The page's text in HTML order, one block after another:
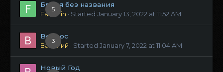
5
Броня без названия
Fanfarin · Started January 13, 2022 at 11:52 AM
3
Вопрос
Василий · Started January 7, 2022 at 11:04 AM
Новый Год